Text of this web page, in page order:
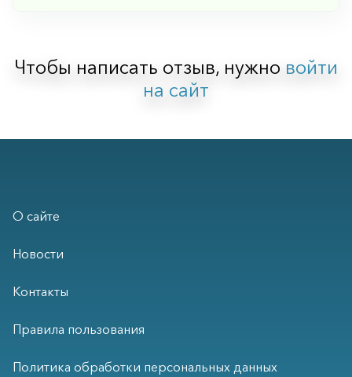
Чтобы написать отзыв, нужно войти
на сайт
О сайте
Новости
Контакты
Правила пользования
Политика обработки персональных данных